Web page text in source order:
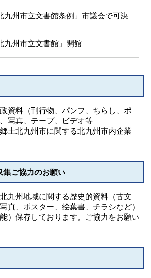
九州市立文書館条例」市議会で可決
九州市立文書館」開館
資料（刊行物、パンフ、ちらし、ポ
写真、テープ、ビデオ等
土北九州市に関する北九州市内企業
集ご協力のお願い
九州地域に関する歴史的資料（古文
真、ポスター、絵葉書、チラシなど）
）保存しております。ご協力をお願い